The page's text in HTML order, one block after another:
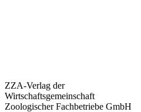
ZZA-Verlag der
Wirtschaftsgemeinschaft
Zoologischer Fachbetriebe GmbH